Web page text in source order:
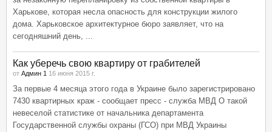
Харькове, которая несла опасность для конструкции жилого
дома. Харьковское архитектурное бюро заявляет, что на
сегодняшний день, ...
Как уберечь свою квартиру от грабителей
от Админ 1 16 июня 2015 г.
За первые 4 месяца этого года в Украине было зарегистрировано
7430 квартирных краж - сообщает пресс - служба МВД О такой
невеселой статистике от начальника департамента
Государственной службы охраны (ГСО) при МВД Украины